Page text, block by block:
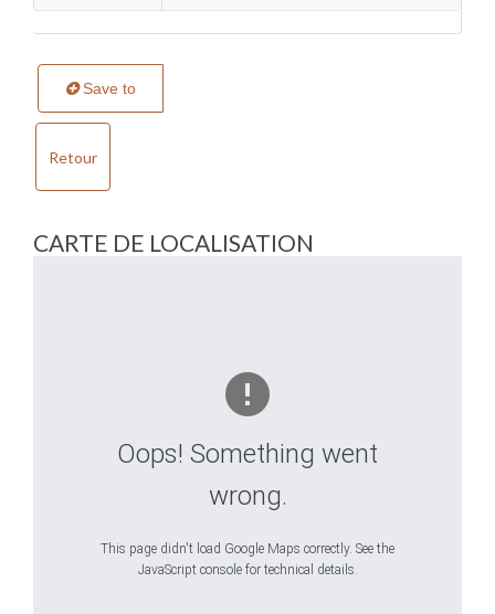
Save to
Retour
CARTE DE LOCALISATION
Oops! Something went
wrong.
This page didn't load Google Maps correctly. See the
JavaScript console for technical details.